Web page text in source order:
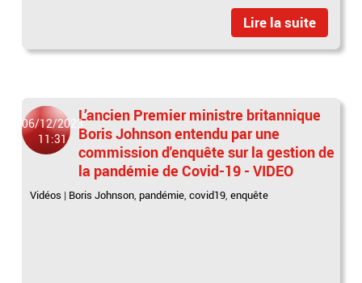
Lire la suite
06/12/2023
11:31
L’ancien Premier ministre britannique
Boris Johnson entendu par une
commission d'enquête sur la gestion de
la pandémie de Covid-19 - VIDEO
Vidéos | Boris Johnson, pandémie,covid19,enquête